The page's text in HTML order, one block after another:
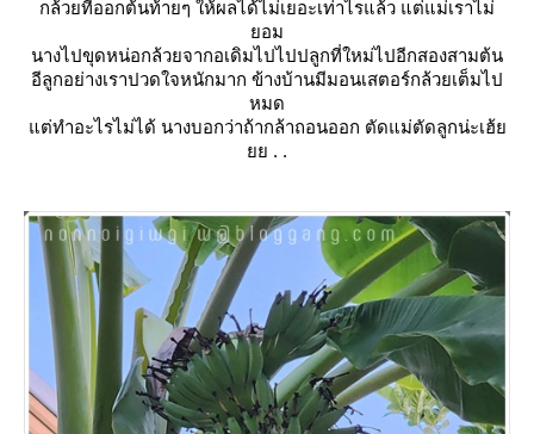
กล้วยที่ออกต้นท้ายๆ ให้ผลได้ไม่เยอะเท่าไรแล้ว แต่แม่เราไม่
อม
นางไปขุดหน่อกล้วยจากอเดิมไปไปปลูกที่ใหม่ไปอีกสองสามต้น
อีลูกอย่างเราปวดใจหนักมาก ข้างบ้านมีมอนเสตอร์กล้วยเต็มไป
หมด
ต่ทำอะไรไม่ได้ นางบอกว่าถ้ากล้าถอนออก ตัดแม่ตัดลูกน่ะเฮ้
. .